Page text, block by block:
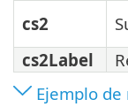
cs2
cs2Label
Ejemplo de